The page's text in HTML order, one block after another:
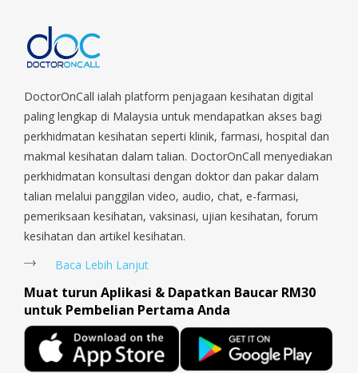
East, Jurong West, Kallang/ Whampoa, Lim Chu Kang, Marine
Parade, Marina, Macpherson, Mandai, Newton, Novena,
Orchard, Pasir Ris, Punggol, Potong Pasir, Paya Lebar,
Sengkang, Serangoon, Serangoon Rd, Seletar, Tampines, Toa
Payoh, Tanjong Pagar, Telok Blangah, Tanglin, Thomson, Tuas,
Tengah, Upper East Coast, Upper Bukit Timah, Upper Thomson,
Woodlands, West Coast, Yishun, Yio Chu Kang.
DoctorOnCall ialah platform penjagaan kesihatan digital
paling lengkap di Malaysia untuk mendapatkan akses bagi
perkhidmatan kesihatan seperti klinik, farmasi, hospital dan
makmal kesihatan dalam talian. DoctorOnCall menyediakan
perkhidmatan konsultasi dengan doktor dan pakar dalam
talian melalui panggilan video, audio, chat, e-farmasi,
pemeriksaan kesihatan, vaksinasi, ujian kesihatan, forum
kesihatan dan artikel kesihatan.
Baca Lebih Lanjut
Muat turun Aplikasi & Dapatkan Baucar RM30
untuk Pembelian Pertama Anda